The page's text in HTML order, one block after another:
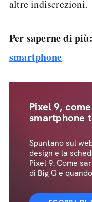
altre indiscrezioni.
Per saperne di più:
smartphone
Pixel 9,
smartphone
Spuntano sul
design e la
Pixel 9. Come
di Big G e